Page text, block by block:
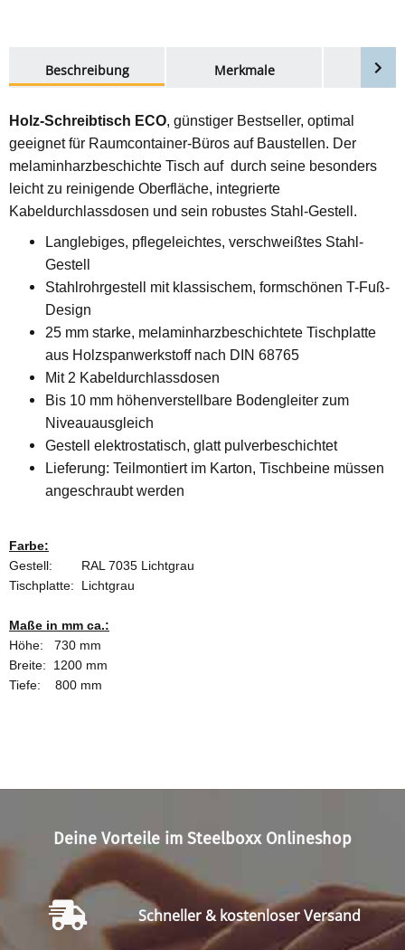
Beschreibung
Merkmale
Holz-Schreibtisch ECO, günstiger Bestseller, optimal
geeignet für Raumcontainer-Büros auf Baustellen. Der
melaminharzbeschichte Tisch auf durch seine besonders
leicht zu reinigende Oberfläche, integrierte
Kabeldurchlassdosen und sein robustes Stahl-Gestell.
Langlebiges, pflegeleichtes, verschweißtes Stahl-
Gestell
Stahlrohrgestell mit klassischem, formschönen T-Fuß-
Design
25 mm starke, melaminharzbeschichtete Tischplatte
aus Holzspanwerkstoff nach DIN 68765
Mit 2 Kabeldurchlassdosen
Bis 10 mm höhenverstellbare Bodengleiter zum
Niveauausgleich
Gestell elektrostatisch, glatt pulverbeschichtet
Lieferung: Teilmontiert im Karton, Tischbeine müssen
angeschraubt werden
Farbe:
Gestell: RAL 7035 Lichtgrau
Tischplatte: Lichtgrau
Maße in mm ca.:
Höhe: 730 mm
Breite: 1200 mm
Tiefe: 800 mm
Deine Vorteile im Steelboxx Onlineshop
Schneller & kostenloser Versand